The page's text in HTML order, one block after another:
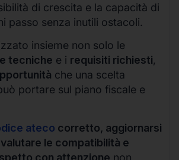
di crescita e la capacità di
passo senza inutili ostacoli.
insieme non solo le
tecniche e i requisiti richiesti,
che una scelta
portare sul piano fiscale e
ateco corretto, aggiornarsi
le compatibilità e
con attenzione non